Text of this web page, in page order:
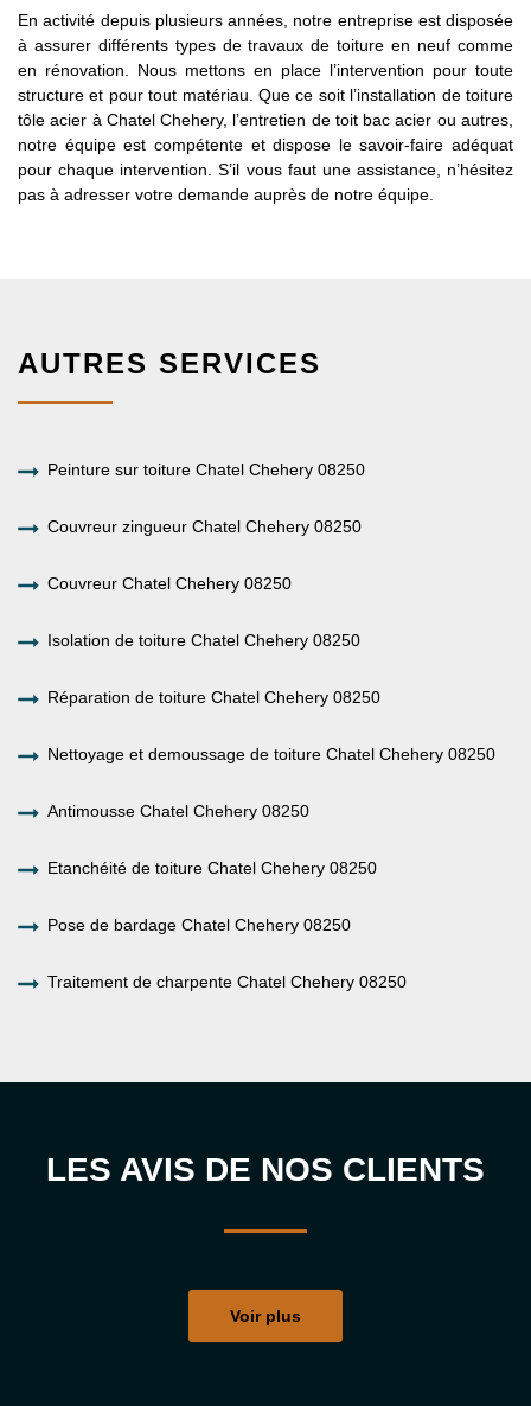
En activité depuis plusieurs années, notre entreprise est disposée
à assurer différents types de travaux de toiture en neuf comme
en rénovation. Nous mettons en place l’intervention pour toute
structure et pour tout matériau. Que ce soit l’installation de toiture
tôle acier à Chatel Chehery, l’entretien de toit bac acier ou autres,
notre équipe est compétente et dispose le savoir-faire adéquat
pour chaque intervention. S’il vous faut une assistance, n’hésitez
pas à adresser votre demande auprès de notre équipe.
AUTRES SERVICES
Peinture sur toiture Chatel Chehery 08250
Couvreur zingueur Chatel Chehery 08250
Couvreur Chatel Chehery 08250
Isolation de toiture Chatel Chehery 08250
Réparation de toiture Chatel Chehery 08250
Nettoyage et demoussage de toiture Chatel Chehery 08250
Antimousse Chatel Chehery 08250
Etanchéité de toiture Chatel Chehery 08250
Pose de bardage Chatel Chehery 08250
Traitement de charpente Chatel Chehery 08250
LES AVIS DE NOS CLIENTS
Voir plus